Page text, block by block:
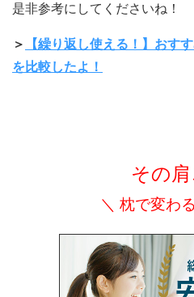
是非参考にしてくださいね！
＞
【繰り返し使える！】おす
を比較したよ！
その肩
＼ 枕で変わ